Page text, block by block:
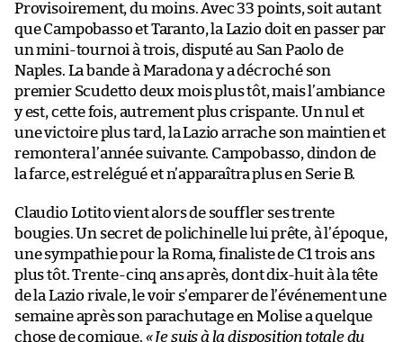
Provisoirement, du moins. Avec 33 points, soit autant
que Campobasso et Taranto, la Lazio doit en passer par
un mini-tournoi à trois, disputé au San Paolo de
Naples. La bande à Maradona y a décroché son
premier Scudetto deux mois plus tôt, mais l’ambiance
y est, cette fois, autrement plus crispante. Un nul et
une victoire plus tard, la Lazio arrache son maintien et
remontera l’année suivante. Campobasso, dindon de
la farce, est relégué et n’apparaîtra plus en Serie B.
Claudio Lotito vient alors de souffler ses trente
bougies. Un secret de polichinelle lui prête, à l’époque,
une sympathie pour la Roma, finaliste de C1 trois ans
plus tôt. Trente-cinq ans après, dont dix-huit à la tête
de la Lazio rivale, le voir s’emparer de l’événement une
semaine après son parachutage en Molise a quelque
chose de comique. « Je suis à la disposition totale du